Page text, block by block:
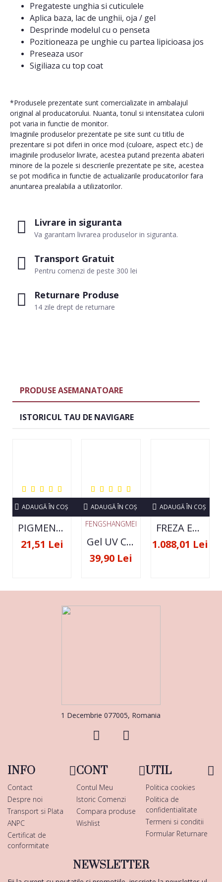
Livrare in siguranta
Va garantam livrarea produselor in siguranta.
Transport Gratuit
Pentru comenzi de peste 300 lei
Returnare Produse
14 zile drept de returnare
Pregateste unghia si cuticulele
Aplica baza, lac de unghii, oja / gel
Desprinde modelul cu o penseta
Pozitioneaza pe unghie cu partea lipicioasa jos
Preseaza usor
Sigiliaza cu top coat
*Produsele prezentate sunt comercializate in ambalajul
original al producatorului. Nuanta, tonul si intensitatea culorii
pot varia in functie de monitor.
Imaginile produselor prezentate pe site sunt cu titlu de
prezentare si pot diferi in orice mod (culoare, aspect etc.) de
imaginile produselor livrate, acestea putand prezenta abateri
minore de la pozele si descrierile prezentate pe site, acestea
se pot modifica in functie de actualizarile producatorilor fara
anuntarea prealabila a utilizatorilor.
PRODUSE ASEMANATOARE
ISTORICUL TAU DE NAVIGARE
PIGMENT NEON SET 12 CULORI
21,51 Lei
ADAUGĂ ÎN COŞ
FENGSHANGMEI
Gel UV Constructie FSM 50ML - 07
39,90 Lei
ADAUGĂ ÎN COŞ
FREZA ELECTRICA STRONG 210 35000 RPM- ORIGINALA
1.088,01 Lei
ADAUGĂ ÎN COŞ
1 Decembrie 077005, Romania
INFO
Contact
Despre noi
Transport si Plata
ANPC
Certificat de
conformitate
CONT
Contul Meu
Istoric Comenzi
Compara produse
Wishlist
UTIL
Politica cookies
Politica de
confidentialitate
Termeni si conditii
Formular Returnare
NEWSLETTER